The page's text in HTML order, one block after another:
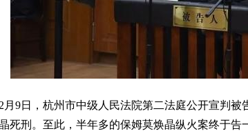
2月9日，杭州市中级人民法院第二法庭公开宣判
死刑。至此，半年多的保姆莫焕晶纵火案终于告